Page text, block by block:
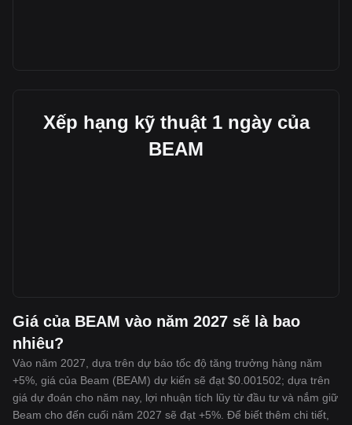
Xếp hạng kỹ thuật 1 ngày của
BEAM
Giá của BEAM vào năm 2027 sẽ là bao
nhiêu?
Vào năm 2027, dựa trên dự báo tốc độ tăng trưởng hàng năm
+5%, giá của Beam (BEAM) dự kiến sẽ đạt $0.001502; dựa trên
giá dự đoán cho năm nay, lợi nhuận tích lũy từ đầu tư và nắm giữ
Beam cho đến cuối năm 2027 sẽ đạt +5%. Để biết thêm chi tiết,